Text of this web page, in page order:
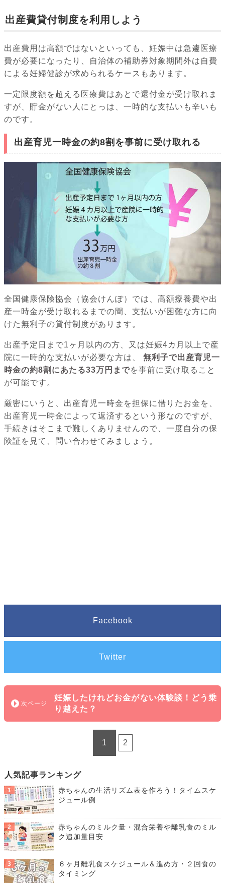
出産費貸付制度を利用しよう
出産費用は高額ではないといっても、妊娠中は急遽医療
費が必要になったり、自治体の補助券対象期間外は自費
による妊婦健診が求められるケースもあります。
一定限度額を超える医療費はあとで還付金が受け取れま
すが、貯金がない人にとっは、一時的な支払いも辛いも
のです。
出産育児一時金の約8割を事前に受け取れる
全国健康保険協会（協会けんぽ）では、高額療養費や出
産一時金が受け取れるまでの間、支払いが困難な方に向
けた無利子の貸付制度があります。
出産予定日まで1ヶ月以内の方、又は妊娠4カ月以上で産
院に一時的な支払いが必要な方は、
無利子で出産育児一
時金の約8割にあたる33万円までを事前に受け取ること
が可能です。
厳密にいうと、出産育児一時金を担保に借りたお金を、
出産育児一時金によって返済するという形なのですが、
手続きはそこまで難しくありませんので、一度自分の保
険証を見て、問い合わせてみましょう。
Facebook
Twitter
妊娠したけれどお金がない体験談！どう乗
り越えた？
1 2
人気記事ランキング
赤ちゃんの生活リズム表を作ろう！タイムスケ
ジュール例
赤ちゃんのミルク量・混合栄養や離乳食のミル
ク追加量目安
６ヶ月離乳食スケジュール＆進め方・２回食の
タイミング